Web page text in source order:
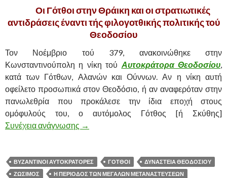
Οι Γότθοι στην Θράικη και οι στρατιωτικές
αντιδράσεις έναντι τής φιλογοτθικής πολιτικής τού
Θεοδοσίου
Τον Νοέμβριο τού 379, ανακοινώθηκε στην
Κωνσταντινούπολη η νίκη τού Αυτοκράτορα Θεοδοσίου,
κατά των Γότθων, Αλανών και Ούννων. Αν η νίκη αυτή
οφείλετο προσωπικά στον Θεοδόσιο, ή αν αναφερόταν στην
πανωλεθρία που προκάλεσε την ίδια εποχή στους
ομόφυλούς του, ο αυτόμολος Γότθος [ή Σκύθης]
Συνέχεια ανάγνωσης ΟΙ ΓΟΤΘΟΙ ΣΤΗΝ ΘΡΑΚΗ ΚΑΙ ΟΙ
→
ΒΥΖΑΝΤΙΝΟΙ ΑΥΤΟΚΡΑΤΟΡΕΣ ΓΟΤΘΟΙ
ΔΥΝΑΣΤΕΙΑ ΘΕΟΔΟΣΙΟΥ
ΖΩΣΙΜΟΣ
Η ΠΕΡΙΟΔΟΣ ΤΩΝ ΜΕΓΑΛΩΝ ΜΕΤΑΝΑΣΤΕΥΣΕΩΝ